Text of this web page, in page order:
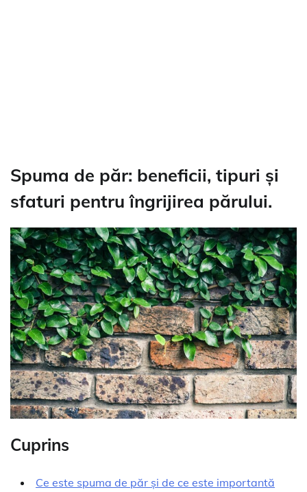
Spuma de păr: beneficii, tipuri și
sfaturi pentru îngrijirea părului.
Cuprins
Ce este spuma de păr și de ce este importantă